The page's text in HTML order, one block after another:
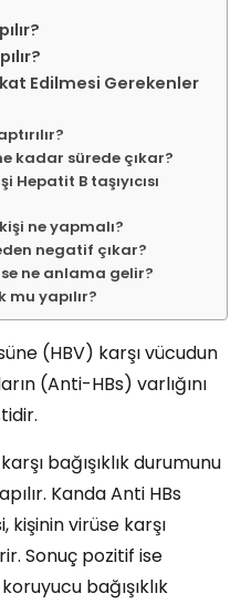
Edilmesi Gerekenler
kadar sürede çıkar?
B taşıyıcısı
ne yapmalı?
negatif çıkar?
ne anlama gelir?
mu yapılır?
(HBV) karşı vücudun
(Anti-HBs) varlığını
.
bağışıklık durumunu
KandaAnti HBs
kişinin virüse karşı
Sonuç pozitif ise
bağışıklık